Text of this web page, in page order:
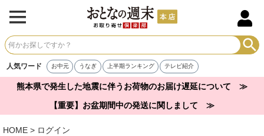
人気ワード お中元 うなぎ 上半期ランキング テレビ紹介
熊本県で発生した地震に伴うお荷物のお届け遅延について ≫
【重要】お盆期間中の発送に関しまして ≫
HOME ログイン